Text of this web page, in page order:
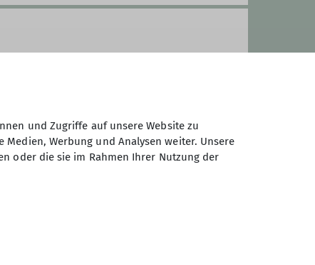
und Zugriffe auf unsere Website zu
Werbung und Analysen weiter. Unsere
oder die sie im Rahmen Ihrer Nutzung der